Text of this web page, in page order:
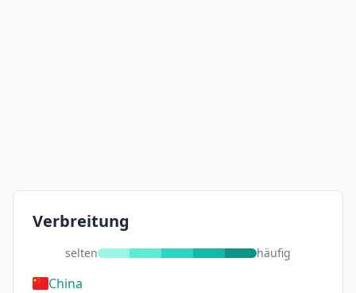
Verbreitung
selten häufig
China